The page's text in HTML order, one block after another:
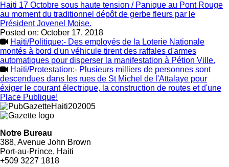
Haiti 17 Octobre sous haute tension / Panique au Pont Rouge
au moment du traditionnel dépôt de gerbe fleurs par le
Président Jovenel Moise.
Posted on: October 17, 2018
Haiti/Politique:- Des employés de la Loterie Nationale
montés à bord d'un véhicule tirent des raffales d'armes
automatiques pour disperser la manifestation à Pétion Ville.
Haiti/Protestation:- Plusieurs milliers de personnes sont
descendues dans les rues de St Michel de l'Attalaye pour
éxiger le courant électrique, la construction de routes et d'une
Place Publique!
Notre Bureau
388, Avenue John Brown
Port-au-Prince, Haiti
+509 3227 1818